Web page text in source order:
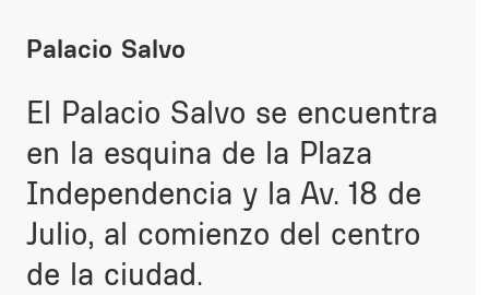
Palacio Salvo
El Palacio Salvo se encuentra
en la esquina de la Plaza
Independencia y la Av. 18 de
Julio, al comienzo del centro
de la ciudad.